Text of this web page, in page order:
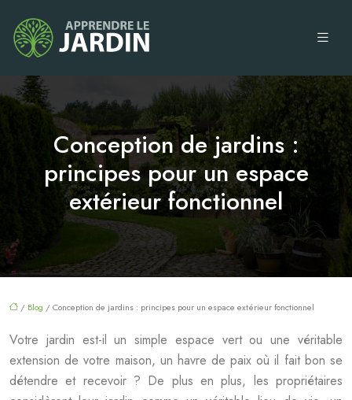
Conception de jardins :
principes pour un espace
extérieur fonctionnel
/ Blog / Conception de jardins : principes pour un espace extérieur fonctionnel
Votre jardin est-il un simple espace vert ou une véritable
extension de votre maison, un havre de paix où il fait bon se
détendre et recevoir ? De plus en plus, les propriétaires